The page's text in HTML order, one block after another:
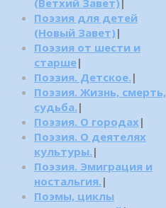
(Ветхий Завет)
Поэзия для детей
(Новый Завет) |
Поэзия от шести и
старше|
Поэзия. Детское. |
Поэзия. Жизнь, смерть,
судьба. |
Поэзия. О городах |
Поэзия. О деятелях
культуры. |
Поэзия. Эмиграция и
ностальгия. |
Поэмы, циклы